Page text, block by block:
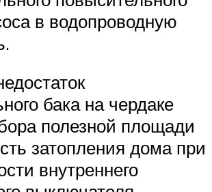
в водопроводную
бака на чердаке
полезной площади
затопления дома при
внутреннего